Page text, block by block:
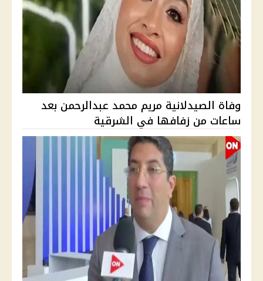
وفاة الصيدلانية مريم محمد عبدالرحمن بعد
ساعات من زفافها في الشرقية